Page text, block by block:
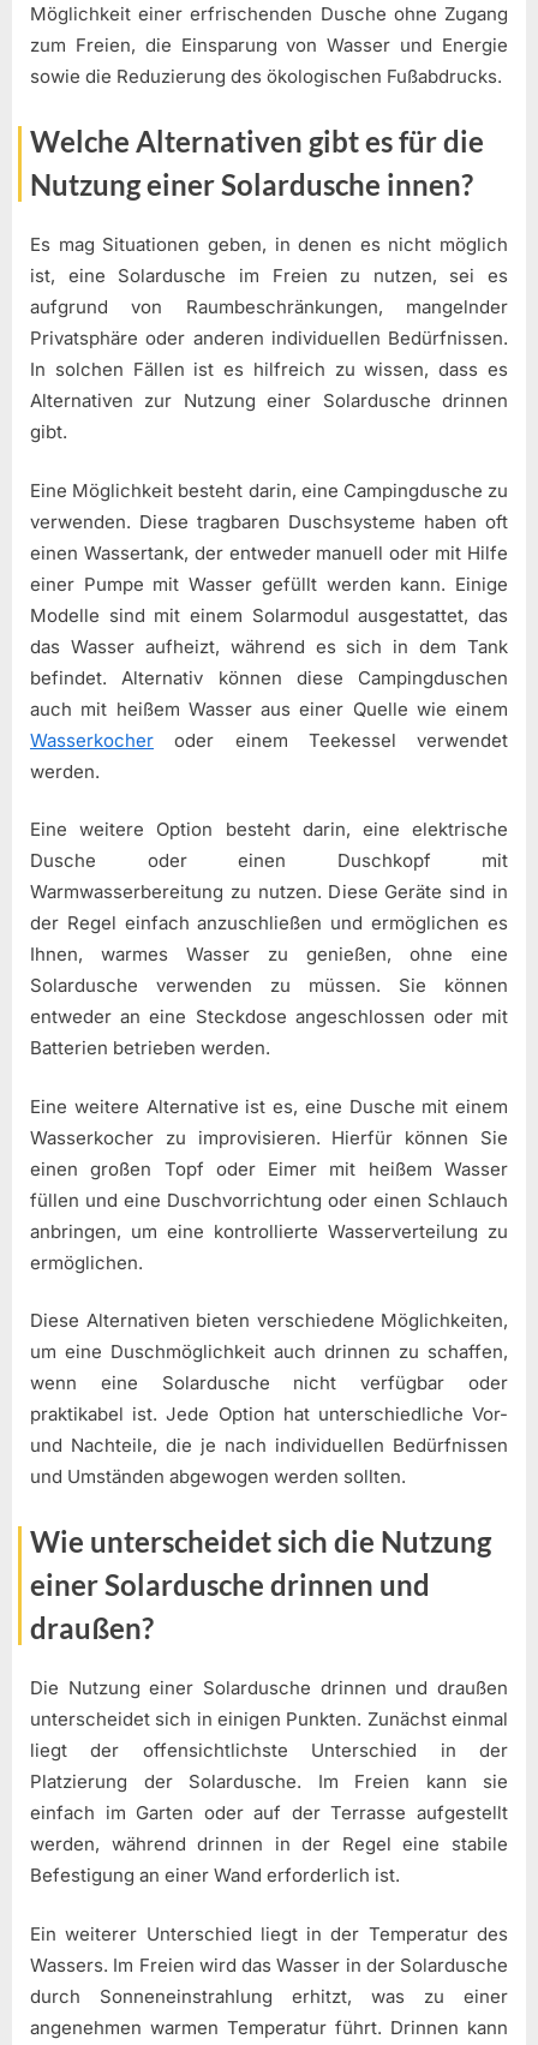
Möglichkeit einer erfrischenden Dusche ohne Zugang
zum Freien, die Einsparung von Wasser und Energie
sowie die Reduzierung des ökologischen Fußabdrucks.
Welche Alternativen gibt es für die
Nutzung einer Solardusche innen?
Es mag Situationen geben, in denen es nicht möglich
ist, eine Solardusche im Freien zu nutzen, sei es
aufgrund von Raumbeschränkungen, mangelnder
Privatsphäre oder anderen individuellen Bedürfnissen.
In solchen Fällen ist es hilfreich zu wissen, dass es
Alternativen zur Nutzung einer Solardusche drinnen
gibt.
Eine Möglichkeit besteht darin, eine Campingdusche zu
verwenden. Diese tragbaren Duschsysteme haben oft
einen Wassertank, der entweder manuell oder mit Hilfe
einer Pumpe mit Wasser gefüllt werden kann. Einige
Modelle sind mit einem Solarmodul ausgestattet, das
das Wasser aufheizt, während es sich in dem Tank
befindet. Alternativ können diese Campingduschen
auch mit heißem Wasser aus einer Quelle wie einem
Wasserkocher oder einem Teekessel verwendet
werden.
Eine weitere Option besteht darin, eine elektrische
Dusche oder einen Duschkopf mit
Warmwasserbereitung zu nutzen. Diese Geräte sind in
der Regel einfach anzuschließen und ermöglichen es
Ihnen, warmes Wasser zu genießen, ohne eine
Solardusche verwenden zu müssen. Sie können
entweder an eine Steckdose angeschlossen oder mit
Batterien betrieben werden.
Eine weitere Alternative ist es, eine Dusche mit einem
Wasserkocher zu improvisieren. Hierfür können Sie
einen großen Topf oder Eimer mit heißem Wasser
füllen und eine Duschvorrichtung oder einen Schlauch
anbringen, um eine kontrollierte Wasserverteilung zu
ermöglichen.
Diese Alternativen bieten verschiedene Möglichkeiten,
um eine Duschmöglichkeit auch drinnen zu schaffen,
wenn eine Solardusche nicht verfügbar oder
praktikabel ist. Jede Option hat unterschiedliche Vor-
und Nachteile, die je nach individuellen Bedürfnissen
und Umständen abgewogen werden sollten.
Wie unterscheidet sich die Nutzung
einer Solardusche drinnen und
draußen?
Die Nutzung einer Solardusche drinnen und draußen
unterscheidet sich in einigen Punkten. Zunächst einmal
liegt der offensichtlichste Unterschied in der
Platzierung der Solardusche. Im Freien kann sie
einfach im Garten oder auf der Terrasse aufgestellt
werden, während drinnen in der Regel eine stabile
Befestigung an einer Wand erforderlich ist.
Ein weiterer Unterschied liegt in der Temperatur des
Wassers. Im Freien wird das Wasser in der Solardusche
durch Sonneneinstrahlung erhitzt, was zu einer
angenehmen warmen Temperatur führt. Drinnen kann